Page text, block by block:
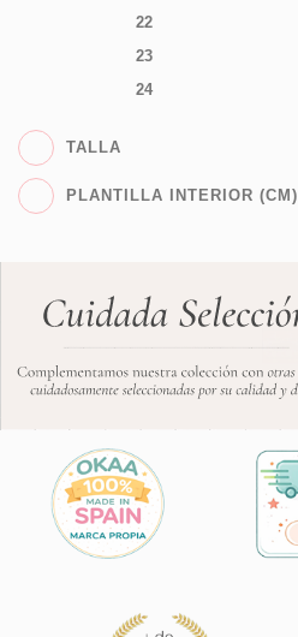
22
23
24
TALLA
PLANTILLA INTERIOR (CM)